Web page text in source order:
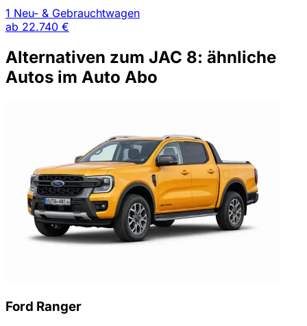
1 Neu- & Gebrauchtwagen
ab 22.740 €
Alternativen zum JAC 8: ähnliche
Autos im Auto Abo
Ford Ranger